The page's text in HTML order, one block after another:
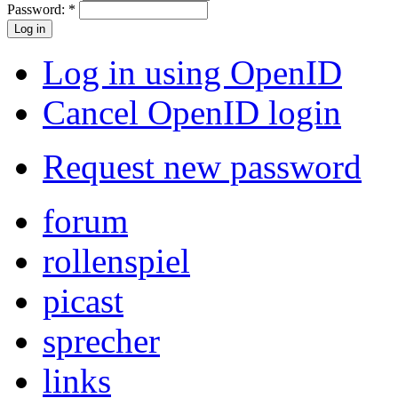
Password: *
Log in using OpenID
Cancel OpenID login
Request new password
forum
rollenspiel
picast
sprecher
links